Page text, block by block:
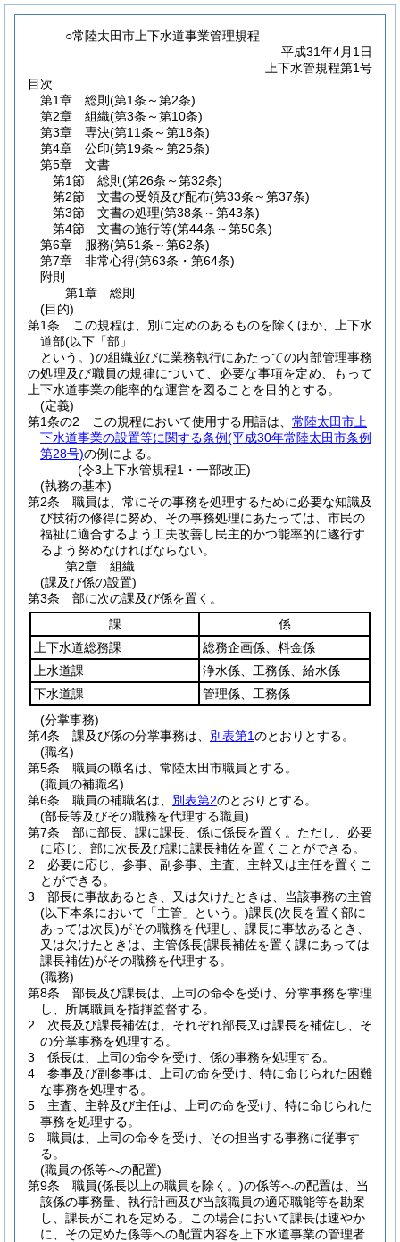
○常陸太田市上下水道事業管理規程
平成31年4月1日
上下水管規程第1号
目次
第1章
総則 (第1条～第2条)
第2章
組織(第3条～第10条)
第3章
専決(第11条～第18条)
第4章
公印(第19条～第25条)
第5章
文書
第1節
総則 (第26条～第32条)
第2節
文書の受領及び配布(第33条～第37条)
第3節
文書の処理(第38条～第43条)
第4節
文書の施行等(第44条～第50条)
第6章
服務(第51条～第62条)
第7章
非常心得(第63条・第64条)
附則
第1章
総則
(目的)
第1条
この規程は、別に定めのあるものを除くほか、上下水
道部(以下「部」
という。)の組織並びに業務執行にあたっての内部管理事務
の処理及び職員の規律について、必要な事項を定め、もって
上下水道事業の能率的な運営を図ることを目的とする。
(定義)
第1条の2
この規程において使用する用語は、 常陸太田市上
下水道事業の設置等に関する条例(平成30年常陸太田市条例
第28号)の例による。
(令3上下水管規程1・一部改正)
(執務の基本)
第2条
職員は、常にその事務を処理するために必要な知識及
び技術の修得に努め、その事務処理にあたっては、市民の
福祉に適合するよう工夫改善し民主的かつ能率的に遂行す
るよう努めなければならない。
第2章
組織
(課及び係の設置)
第3条
部に次の課及び係を置く。
課
係
上下水道総務課
総務企画係、料金係
上水道課
浄水係、工務係、給水係
下水道課
管理係、工務係
(分掌事務)
第4条
課及び係の分掌事務は、 別表第1のとおりとする。
(職名)
第5条
職員の職名は、常陸太田市職員とする。
(職員の補職名)
第6条
職員の補職名は、 別表第2のとおりとする。
(部長等及びその職務を代理する職員)
第7条
部に部長、課に課長、係に係長を置く。 ただし、必要
に応じ、部に次長及び課に課長補佐を置くことができる。
2
必要に応じ、参事、副参事、主査、主幹又は主任を置くこ
とができる。
3
部長に事故あるとき、又は欠けたときは、当該事務の主管
(以下本条において「主管」という。)課長(次長を置く部に
あっては次長)がその職務を代理し、課長に事故あるとき、
又は欠けたときは、主管係長(課長補佐を置く課にあっては
課長補佐)がその職務を代理する。
(職務)
第8条
部長及び課長は、上司の命令を受け、分掌事務を掌理
し、所属職員を指揮監督する。
2
次長及び課長補佐は、それぞれ部長又は課長を補佐し、そ
の分掌事務を処理する。
3
係長は、上司の命令を受け、係の事務を処理する。
4
参事及び副参事は、上司の命を受け、特に命じられた困難
な事務を処理する。
5
主査、主幹及び主任は、上司の命を受け、特に命じられた
事務を処理する。
6
職員は、上司の命令を受け、その担当する事務に従事す
る。
(職員の係等への配置)
第9条
職員(係長以上の職員を除く。)の係等への配置は、当
該係の事務量、執行計画及び当該職員の適応職能等を勘案
し、課長がこれを定める。
この場合において課長は速やか
に、その定めた係等への配置内容を上下水道事業の管理者